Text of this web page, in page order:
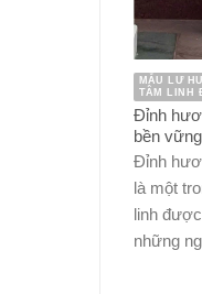
MẪU LƯ
TÂM LINH
Đỉnh
bền
Đỉnh
là một
linh
những